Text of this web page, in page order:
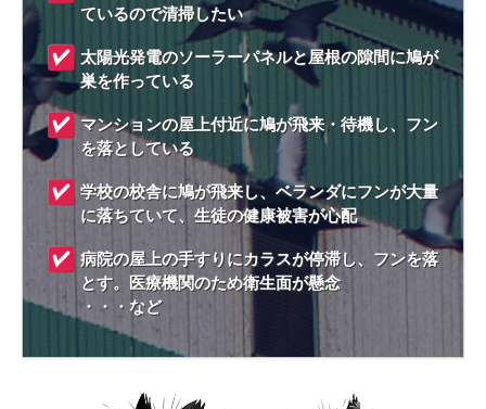
ているので清掃したい
太陽光発電のソーラーパネルと屋根の隙間に鳩が
巣を作っている
マンションの屋上付近に鳩が飛来・待機し、フン
を落としている
学校の校舎に鳩が飛来し、ベランダにフンが大量
に落ちていて、生徒の健康被害が心配
病院の屋上の手すりにカラスが停滞し、フンを落
とす。医療機関のため衛生面が懸念
・・・など